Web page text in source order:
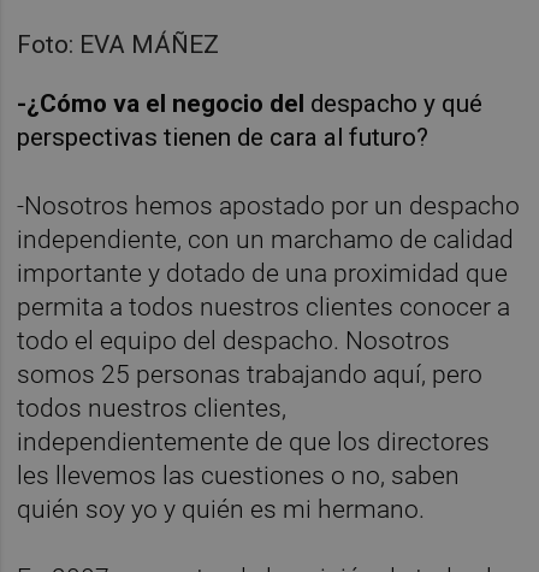
Foto: EVA MÁÑEZ
-¿Cómo va el negocio del despacho y qué
perspectivas tienen de cara al futuro?
-Nosotros hemos apostado por un despacho
independiente, con un marchamo de calidad
importante y dotado de una proximidad que
permita a todos nuestros clientes conocer a
todo el equipo del despacho. Nosotros
somos 25 personas trabajando aquí, pero
todos nuestros clientes,
independientemente de que los directores
les llevemos las cuestiones o no, saben
quién soy yo y quién es mi hermano.